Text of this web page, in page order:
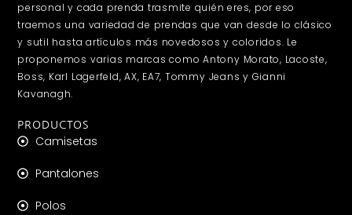
personal y cada prenda trasmite quién eres, por eso
traemos una variedad de prendas que van desde lo clásico
y sutil hasta artículos más novedosos y coloridos. Le
proponemos varias marcas como Antony Morato, Lacoste,
Boss, Karl Lagerfeld, AX, EA7, Tommy Jeans y Gianni
Kavanagh.
PRODUCTOS
Camisetas
Pantalones
Polos